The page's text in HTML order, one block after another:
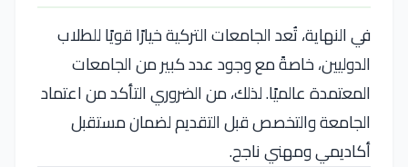
في النهاية، تُعد الجامعات التركية خيارًا قويًا للطلاب
الدوليين، خاصةً مع وجود عدد كبير من الجامعات
المعتمدة عالميًا. لذلك، من الضروري التأكد من اعتماد
الجامعة والتخصص قبل التقديم لضمان مستقبل
أكاديمي ومهني ناجح.